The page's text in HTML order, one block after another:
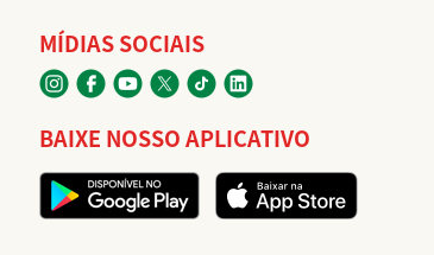
MÍDIAS SOCIAIS
BAIXE NOSSO APLICATIVO